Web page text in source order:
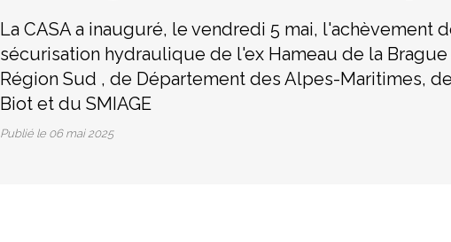
La CASA a inauguré, le vendredi 5 mai, l'achèvement
sécurisation hydraulique de l'ex Hameau de la
Région Sud , de Département des Alpes-Maritimes,
Biot et du SMIAGE
Publié le 06 mai 2025